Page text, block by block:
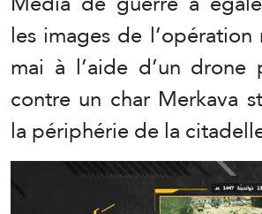
les images de
mai à l’aide d’un
contre un char Merkava
la périphérie de la